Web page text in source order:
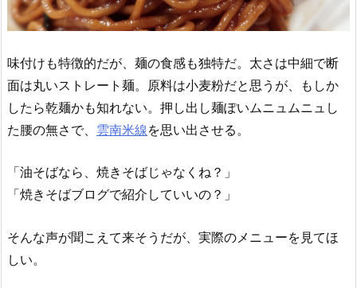
味付けも特徴的だが、麺の食感も独特だ。太さは中細で断
面は丸いストレート麺。原料は小麦粉だと思うが、もしか
したら乾麺かも知れない。押し出し麺ぽいムニュムニュし
た腰の無さで、 雲南米線を思い出させる。
「油そばなら、焼きそばじゃなくね？」
「焼きそばブログで紹介していいの？」
そんな声が聞こえて来そうだが、実際のメニューを見てほ
しい。